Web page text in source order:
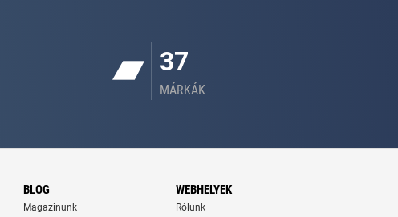
37
MÁRKÁK
BLOG
Magazinunk
WEBHELYEK
Rólunk